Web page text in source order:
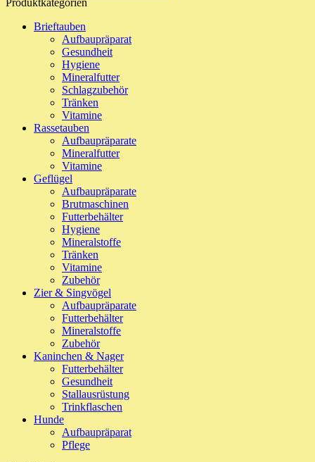
Produktkategorien
Brieftauben
Aufbaupräparat
Gesundheit
Hygiene
Mineralfutter
Schlagzubehör
Tränken
Vitamine
Rassetauben
Aufbaupräparate
Mineralfutter
Vitamine
Geflügel
Aufbaupräparate
Brutmaschinen
Futterbehälter
Hygiene
Mineralstoffe
Tränken
Vitamine
Zubehör
Zier & Singvögel
Aufbaupräparate
Futterbehälter
Mineralstoffe
Zubehör
Kaninchen & Nager
Futterbehälter
Gesundheit
Stallausrüstung
Trinkflaschen
Hunde
Aufbaupräparat
Pflege